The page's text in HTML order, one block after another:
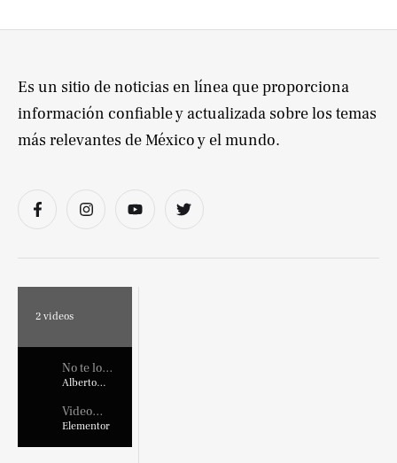
2 videos
No te lo
pierdas !
Alberto
Video
Placehold
Elementor
Es un sitio de noticias en línea que proporciona
información confiable y actualizada sobre los temas
más relevantes de México y el mundo.